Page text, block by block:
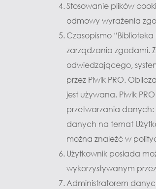
Stosowanie plików
odmowy wyrażenia
Czasopismo
zarządzania zgodami.
odwiedzającego,
przez Piwik PRO.
jest używana. Piwik
przetwarzania danych:
danych na temat
można znaleźć w
Użytkownik posiada
wykorzystywanym
Administratorem